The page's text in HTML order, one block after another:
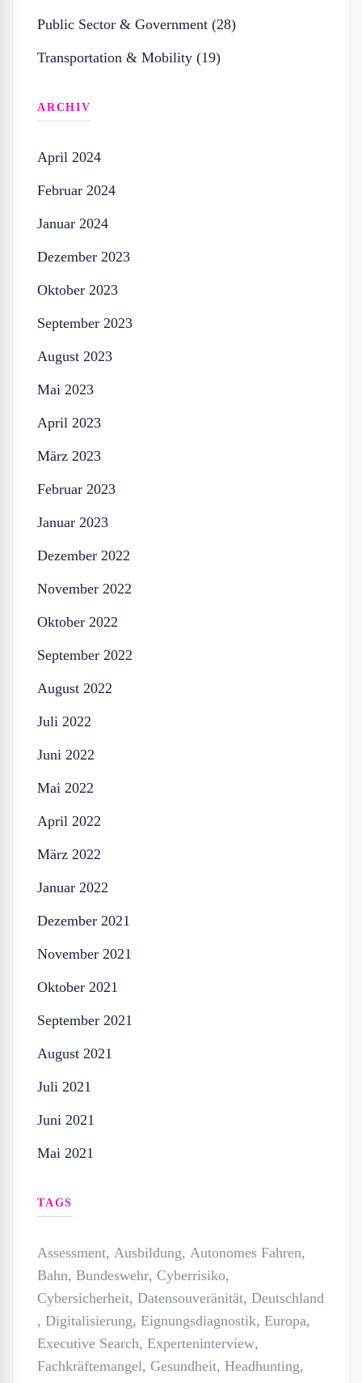
Public Sector & Government (28)
Transportation & Mobility (19)
ARCHIV
April 2024
Februar 2024
Januar 2024
Dezember 2023
Oktober 2023
September 2023
August 2023
Mai 2023
April 2023
März 2023
Februar 2023
Januar 2023
Dezember 2022
November 2022
Oktober 2022
September 2022
August 2022
Juli 2022
Juni 2022
Mai 2022
April 2022
März 2022
Januar 2022
Dezember 2021
November 2021
Oktober 2021
September 2021
August 2021
Juli 2021
Juni 2021
Mai 2021
TAGS
Assessment, Ausbildung, Autonomes Fahren,
Bahn, Bundeswehr, Cyberrisiko,
Cybersicherheit, Datensouveränität, Deutschland
, Digitalisierung, Eignungsdiagnostik, Europa,
Executive Search, Experteninterview,
Fachkräftemangel, Gesundheit, Headhunting,